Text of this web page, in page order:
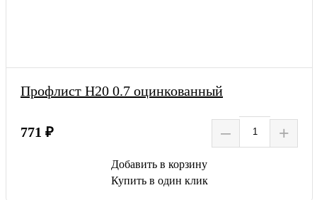
Профлист Н20 0.7 оцинкованный
771 ₽ – +
Добавить в корзину
Купить в один клик